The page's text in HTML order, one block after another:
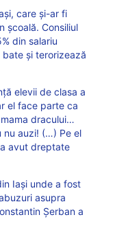
care și-ar fi
școală. Consiliul
din salariu
și terorizează
elevii de clasa a
el face parte ca
dracului…
nu auzi! (…) Pe el
avut dreptate
Iași unde a fost
asupra
Șerban a